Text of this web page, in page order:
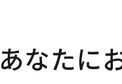
あなたに